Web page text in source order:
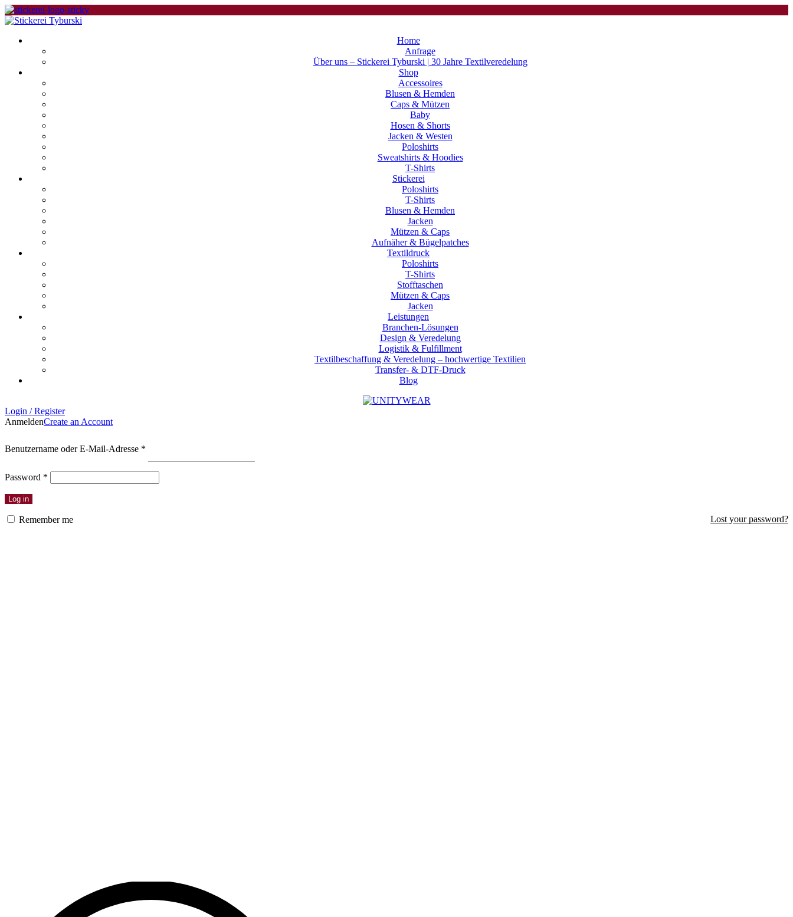
Home
Anfrage
Über uns – Stickerei Tyburski | 30 Jahre Textilveredelung
Shop
Accessoires
Blusen & Hemden
Caps & Mützen
Baby
Hosen & Shorts
Jacken & Westen
Poloshirts
Sweatshirts & Hoodies
T-Shirts
Stickerei
Poloshirts
T-Shirts
Blusen & Hemden
Jacken
Mützen & Caps
Aufnäher & Bügelpatches
Textildruck
Poloshirts
T-Shirts
Stofftaschen
Mützen & Caps
Jacken
Leistungen
Branchen-Lösungen
Design & Veredelung
Logistik & Fulfillment
Textilbeschaffung & Veredelung – hochwertige Textilien
Transfer- & DTF-Druck
Blog
Login / Register
AnmeldenCreate an Account
Benutzername oder E-Mail-Adresse *
Password *
Log in
Lost your password?
Remember me